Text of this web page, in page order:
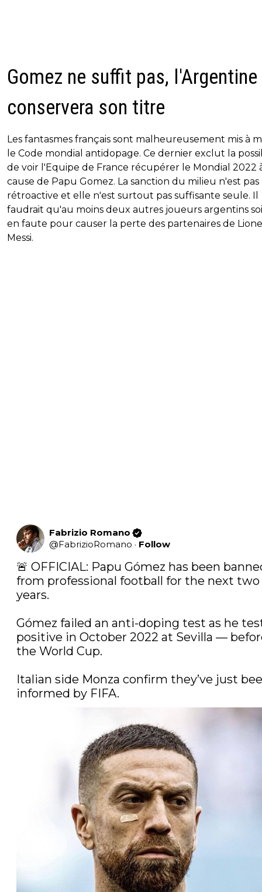
Gomez ne suffit pas, l'Argentine
conservera son titre
Les fantasmes français sont malheureusement mis à
le Code mondial antidopage. Ce dernier exclut la
de voir l'Equipe de France récupérer le Mondial 2022
cause de Papu Gomez. La sanction du milieu n'est pas
rétroactive et elle n'est surtout pas suffisante seule. Il
faudrait qu'au moins deux autres joueurs argentins
en faute pour causer la perte des partenaires de
Messi.
Fabrizio Romano
@FabrizioRomano · Follow
🚨 OFFICIAL: Papu Gómez has been
from professional football for the next two
years.
Gómez failed an anti-doping test as he
positive in October 2022 at Sevilla —
the World Cup.
Italian side Monza confirm they’ve just
informed by FIFA.